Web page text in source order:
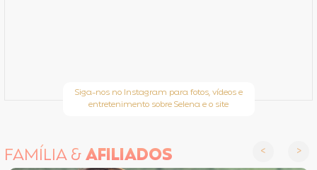
Siga-nos no Instagram para fotos, vídeos e
entretenimento sobre Selena e o site
FAMÍLIA &AFILIADOS